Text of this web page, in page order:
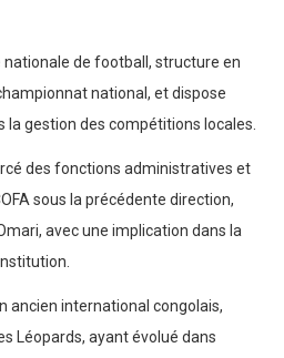
nationale de football, structure en
national, et dispose
la gestion des compétitions locales.
des fonctions administratives et
sous la précédente direction,
avec une implication dans la
ancien international congolais,
Léopards, ayant évolué dans